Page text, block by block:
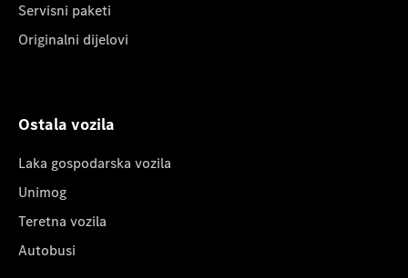
Servisni paketi
Originalni dijelovi
Ostala vozila
Laka gospodarska vozila
Unimog
Teretna vozila
Autobusi